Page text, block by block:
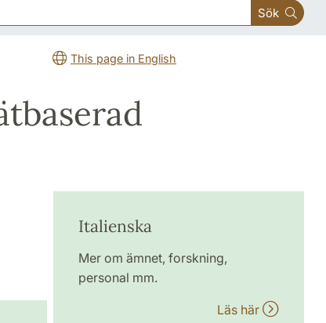
Sök
This page in English
Italienska
Mer om ämnet, forskning,
personal mm.
Läs här